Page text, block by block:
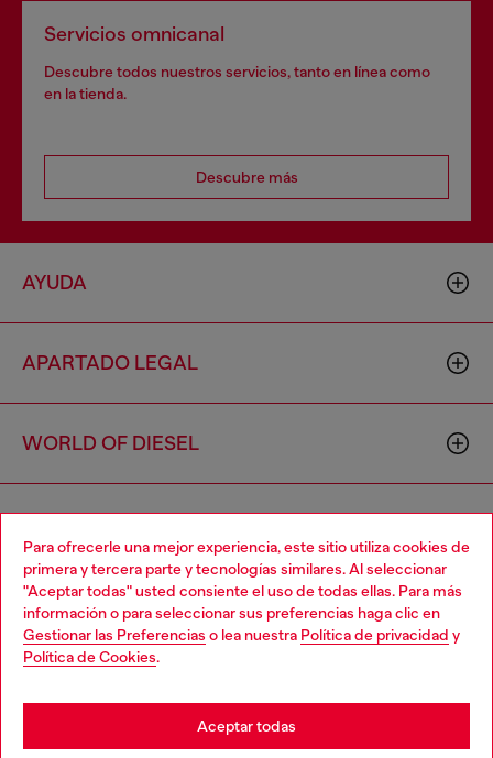
Para ofrecerle una mejor experiencia, este sitio utiliza cookies de
primera y tercera parte y tecnologías similares. Al seleccionar
"Aceptar todas" usted consiente el uso de todas ellas. Para más
información o para seleccionar sus preferencias haga clic en
Gestionar las Preferencias o lea nuestra Política de privacidad y
Política de Cookies.
Aceptar todas
Servicios omnicanal
Descubre todos nuestros servicios, tanto en línea como
en la tienda.
Descubre más
AYUDA
APARTADO LEGAL
WORLD OF DIESEL
Country: ES Language: ES
Choose your location
You are currently browsing España website, but it seems you
may be based in United States